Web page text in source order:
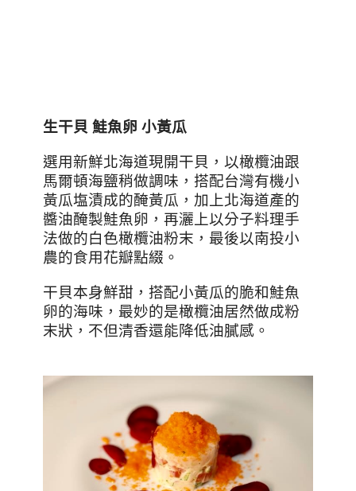
生干貝 鮭魚卵 小黃瓜
選用新鮮北海道現開干貝，以橄欖油跟
馬爾頓海鹽稍做調味，搭配台灣有機小
黃瓜塩漬成的醃黃瓜，加上北海道產的
醬油醃製鮭魚卵，再灑上以分子料理手
法做的白色橄欖油粉末，最後以南投小
農的食用花瓣點綴。
干貝本身鮮甜，搭配小黃瓜的脆和鮭魚
卵的海味，最妙的是橄欖油居然做成粉
末狀，不但清香還能降低油膩感。